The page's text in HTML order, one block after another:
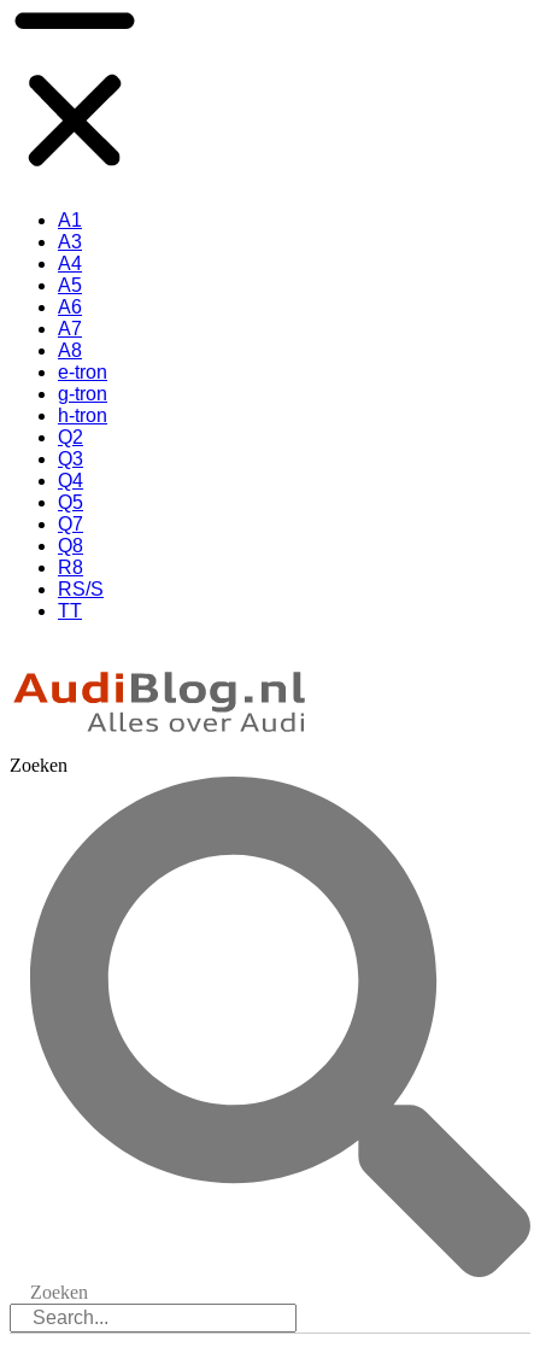
A1
A3
A4
A5
A6
A7
A8
e-tron
g-tron
h-tron
Q2
Q3
Q4
Q5
Q7
Q8
R8
RS/S
TT
Zoeken
Zoeken